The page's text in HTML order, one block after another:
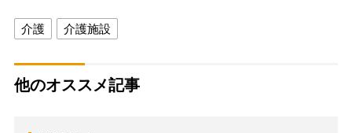
介護 介護施設
他のオススメ記事